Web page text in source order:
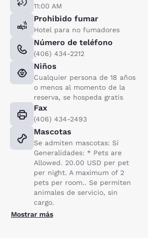
11:00 AM
Prohibido fumar
Hotel para no fumadores
Número de teléfono
(406) 434-2212
Niños
Cualquier persona de 18 años
o menos al momento de la
reserva, se hospeda gratis
Fax
(406) 434-2493
Mascotas
Se admiten mascotas: Sí
Generalidades: * Pets are
Allowed. 20.00 USD per pet
per night. A maximum of 2
pets per room.. Se permiten
animales de servicio, sin
cargo.
Mostrar más